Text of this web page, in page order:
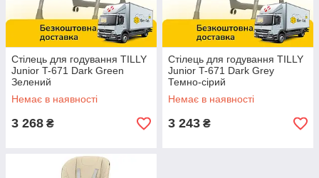
Стілець для годування TILLY
Junior T-671 Dark Green
Зелений
Немає в наявності
3 268 ₴
Стілець для годування TILLY
Junior T-671 Dark Grey
Темно-сірий
Немає в наявності
3 243 ₴